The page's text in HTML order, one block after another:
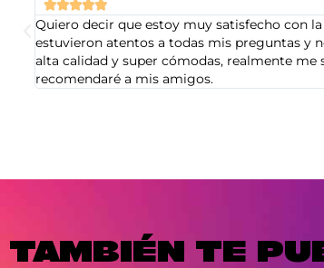

Quiero decir que estoy muy satisfecho con
estuvieron atentos a todas mis preguntas y
alta calidad y super cómodas, realmente
recomendaré a mis amigos.
TAMBIÉN TE